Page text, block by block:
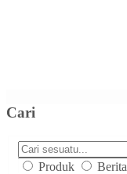
Cari
Produk Berita